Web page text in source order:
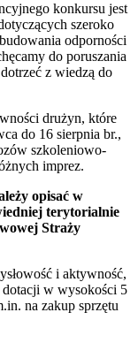
konkursu jest
szeroko
odporności
do poruszania
z wiedzą do
drużyn, które
do 16 sierpnia br.,
szkoleniowo-
imprez.
opisać w
terytorialnie
Straży
i aktywność,
dotacji w wysokości 5
na zakup sprzętu